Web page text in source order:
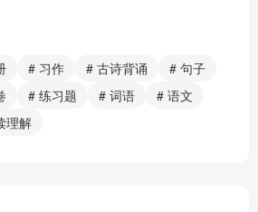
# 习作 # 古诗背诵
# 句子
# 练习题 # 词语
# 语文
理解